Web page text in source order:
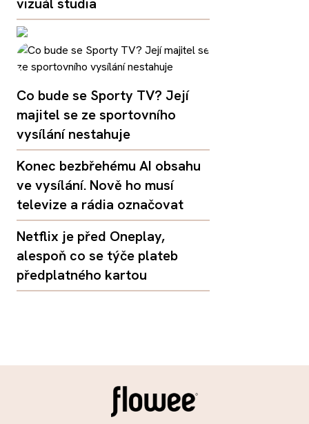
Co bude se Sporty TV? Její
majitel se ze sportovního
vysílání nestahuje
Konec bezbřehému AI obsahu
ve vysílání. Nově ho musí
televize a rádia označovat
Netflix je před Oneplay,
alespoň co se týče plateb
předplatného kartou